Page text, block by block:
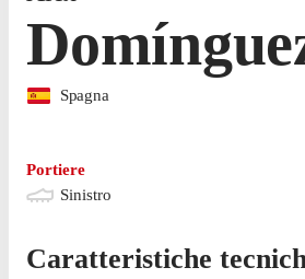
Spagna
Portiere
Sinistro
Caratteristiche